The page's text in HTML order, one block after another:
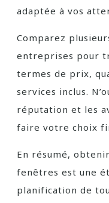
adaptée à vos
Comparez
entreprises pour
termes de prix,
services inclus.
réputation et les
faire votre choix
En résumé,
fenêtres est une
planification de